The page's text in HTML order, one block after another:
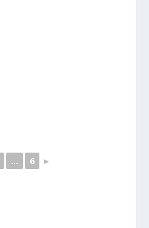
... 6 ►